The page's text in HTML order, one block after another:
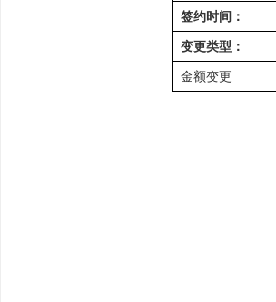
签约时间：
变更类型：
金额变更